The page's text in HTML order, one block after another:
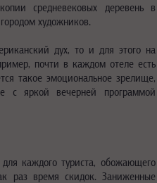
средневековых деревень в
художников.
дух, то и для этого на
почти в каждом отеле есть
такое эмоциональное зрелище,
яркой вечерней программой
каждого туриста, обожающего
раз время скидок. Заниженные